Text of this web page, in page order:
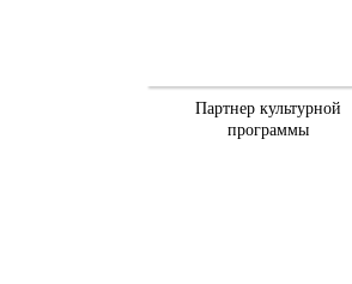
Партнер культурной
программы